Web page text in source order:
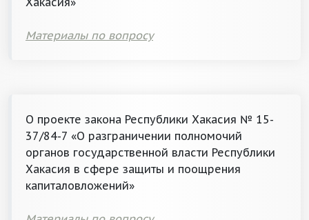
Материалы по вопросу
О проекте закона Республики Хакасия № 15-
37/84-7 «О разграничении полномочий
органов государственной власти Республики
Хакасия в сфере защиты и поощрения
капиталовложений»